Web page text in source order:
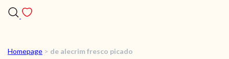
RECEITAS
Homepage > de alecrim fresco picado